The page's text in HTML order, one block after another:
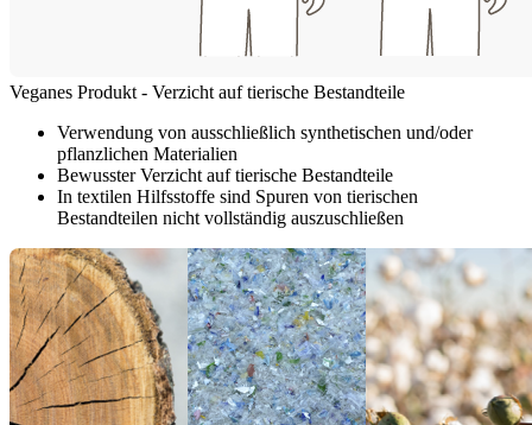
Veganes Produkt - Verzicht auf tierische Bestandteile
Verwendung von ausschließlich synthetischen und/oder
pflanzlichen Materialien
Bewusster Verzicht auf tierische Bestandteile
In textilen Hilfsstoffe sind Spuren von tierischen
Bestandteilen nicht vollständig auszuschließen